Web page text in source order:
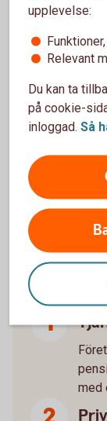
Vi kan hjälpa
pension.
Tre sätt
som
med
upplevelse:
Relevant
Du kan ta
på cookie-
inloggad. Så